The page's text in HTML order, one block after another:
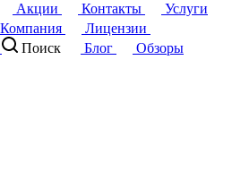
Акции Контакты
Услуги
Компания
Лицензии
Поиск Блог
Обзоры